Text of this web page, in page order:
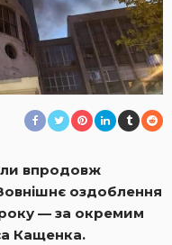
впродовж
оздоблення
року — за окремим
Кащенка.